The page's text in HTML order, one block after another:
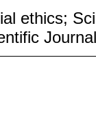
ethics;